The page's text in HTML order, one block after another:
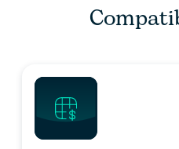
Tu correo electrónico
Tu pregunta